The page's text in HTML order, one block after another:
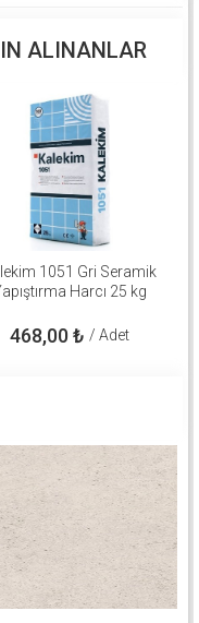
ALINANLAR
1051 Gri Seramik
Harcı 25 kg
468,00₺ / Adet